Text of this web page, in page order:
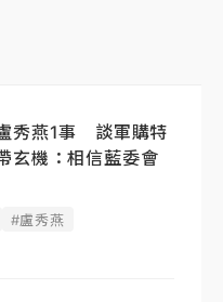
秀燕1事 談軍購特
玄機：相信藍委會
#盧秀燕